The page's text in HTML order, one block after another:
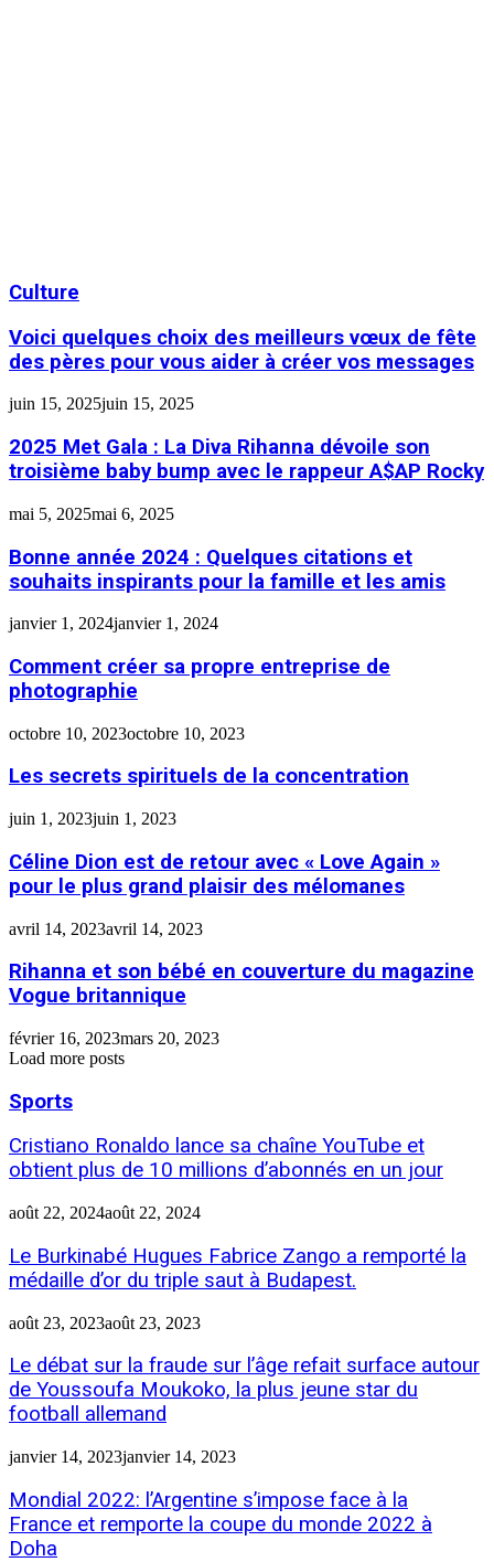
Culture
Voici quelques choix des meilleurs vœux de fête
des pères pour vous aider à créer vos messages
juin 15, 2025juin 15, 2025
2025 Met Gala : La Diva Rihanna dévoile son
troisième baby bump avec le rappeur A$AP Rocky
mai 5, 2025mai 6, 2025
Bonne année 2024 : Quelques citations et
souhaits inspirants pour la famille et les amis
janvier 1, 2024janvier 1, 2024
Comment créer sa propre entreprise de
photographie
octobre 10, 2023octobre 10, 2023
Les secrets spirituels de la concentration
juin 1, 2023juin 1, 2023
Céline Dion est de retour avec « Love Again »
pour le plus grand plaisir des mélomanes
avril 14, 2023avril 14, 2023
Rihanna et son bébé en couverture du magazine
Vogue britannique
février 16, 2023mars 20, 2023
Load more posts
Sports
Cristiano Ronaldo lance sa chaîne YouTube et
obtient plus de 10 millions d’abonnés en un jour
août 22, 2024août 22, 2024
Le Burkinabé Hugues Fabrice Zango a remporté la
médaille d’or du triple saut à Budapest.
août 23, 2023août 23, 2023
Le débat sur la fraude sur l’âge refait surface autour
de Youssoufa Moukoko, la plus jeune star du
football allemand
janvier 14, 2023janvier 14, 2023
Mondial 2022: l’Argentine s’impose face à la
France et remporte la coupe du monde 2022 à
Doha